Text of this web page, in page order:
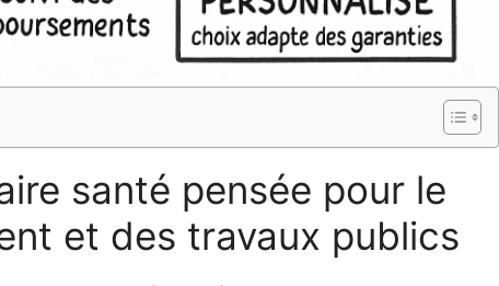
santé pensée pour le
et des travaux publics